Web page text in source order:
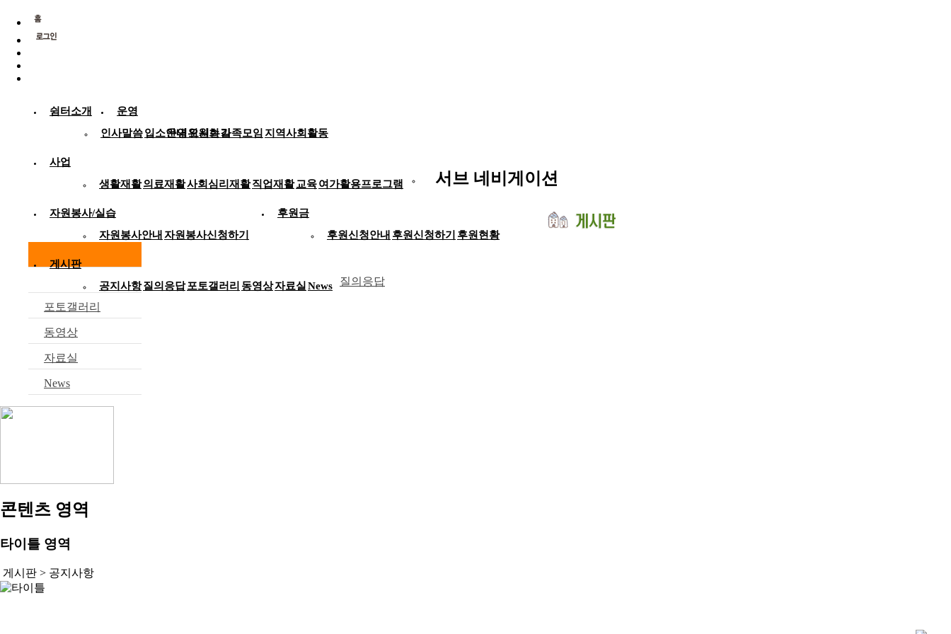
쉼터소개
인사말씀입소안내오시는길
운영
운영위원회가족모임 지역사회활동
사업
생활재활의료재활사회심리재활직업재활 교육여가활용프로그램
자원봉사/실습
자원봉사안내 자원봉사신청하기
후원금
후원신청안내 후원신청하기 후원현황
게시판
공지사항질의응답 포토갤러리 동영상자료실 News
서브 네비게이션
질의응답
포토갤러리
동영상
자료실
News
콘텐츠 영역
타이틀 영역
게시판 > 공지사항